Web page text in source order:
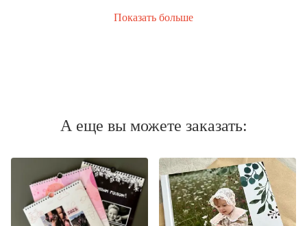
Показать больше
А еще вы можете заказать: